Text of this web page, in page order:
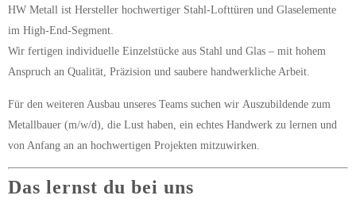
HW Metall ist Hersteller hochwertiger Stahl-Lofttüren und Glaselemente
im High-End-Segment.
Wir fertigen individuelle Einzelstücke aus Stahl und Glas – mit hohem
Anspruch an Qualität, Präzision und saubere handwerkliche Arbeit.
Für den weiteren Ausbau unseres Teams suchen wir Auszubildende zum
Metallbauer (m/w/d) , die Lust haben, ein echtes Handwerk zu lernen und
von Anfang an an hochwertigen Projekten mitzuwirken.
Das lernst du bei uns